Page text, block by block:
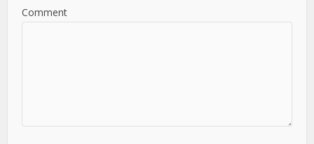
Comment